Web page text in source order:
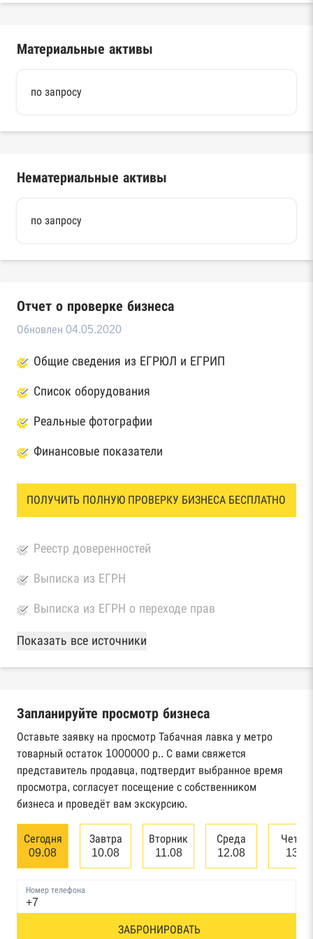
Материальные активы
по запросу
Нематериальные активы
по запросу
Отчет о проверке бизнеса
Обновлен 04.05.2020
Общие сведения из ЕГРЮЛ и ЕГРИП
Список оборудования
Реальные фотографии
Финансовые показатели
ПОЛУЧИТЬ ПОЛНУЮ ПРОВЕРКУ БИЗНЕСА БЕСПЛАТНО
Реестр доверенностей
Выписка из ЕГРН
Выписка из ЕГРН о переходе прав
База Росстата
Реестры ЕГРЮЛ и ЕГРИП Федеральной
Реестр государственных контрактов
Федерального казначейства
Картотека арбитражных дел Высшего
арбитражного суда
Единый федеральный реестр сведений о
банкротстве юридических лиц
Реестр товарных знаков и знаков обслуживания
Показать все источники
Запланируйте просмотр бизнеса
Оставьте заявку на просмотр Табачная лавка у метро
товарный остаток 1000000 р.. С вами свяжется
представитель продавца, подтвердит выбранное время
просмотра, согласует посещение с собственником
бизнеса и проведёт вам экскурсию.
Сегодня
09.08
Завтра
10.08
Вторник
11.08
Среда
12.08
13.08
Номер телефона
ЗАБРОНИРОВАТЬ